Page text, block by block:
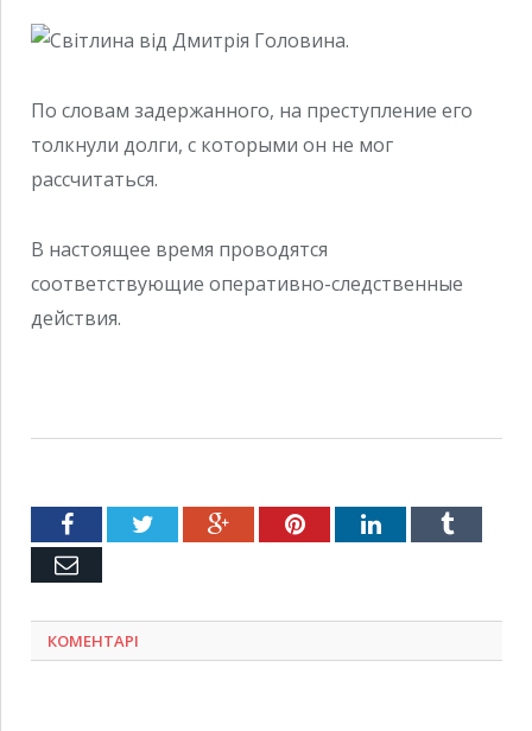
По словам задержанного, на преступление его
толкнули долги, с которыми он не мог
рассчитаться.
В настоящее время проводятся
соответствующие оперативно-следственные
действия.
FacebookTwitter Google+PinterestLinkedInTumblr
Емейл
КОМЕНТАРІ